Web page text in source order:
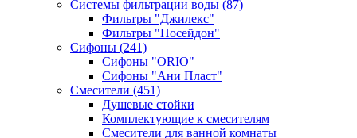
Системы фильтрации воды (87)
Фильтры "Джилекс"
Фильтры "Посейдон"
Сифоны (241)
Сифоны "ORIO"
Сифоны "Ани Пласт"
Смесители (451)
Душевые стойки
Комплектующие к смесителям
Смесители для ванной комнаты